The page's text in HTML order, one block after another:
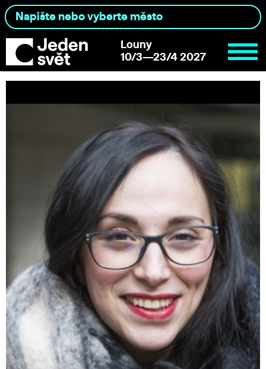
Louny
10/3—23/4 2027